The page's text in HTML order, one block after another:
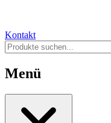
Kontakt
Menü